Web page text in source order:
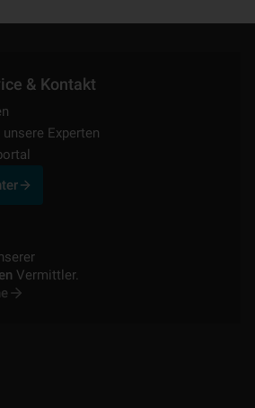
& Kontakt
Experten
Vermittler.